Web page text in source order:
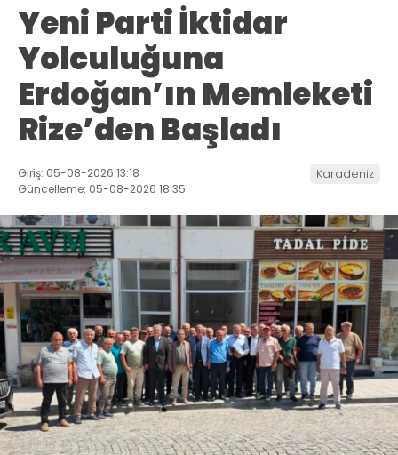
Yeni Parti İktidar
Yolculuğuna
Erdoğan’ın Memleketi
Rize’den Başladı
Giriş: 05-08-2026 13:18
Güncelleme: 05-08-2026 18:35
Karadeniz